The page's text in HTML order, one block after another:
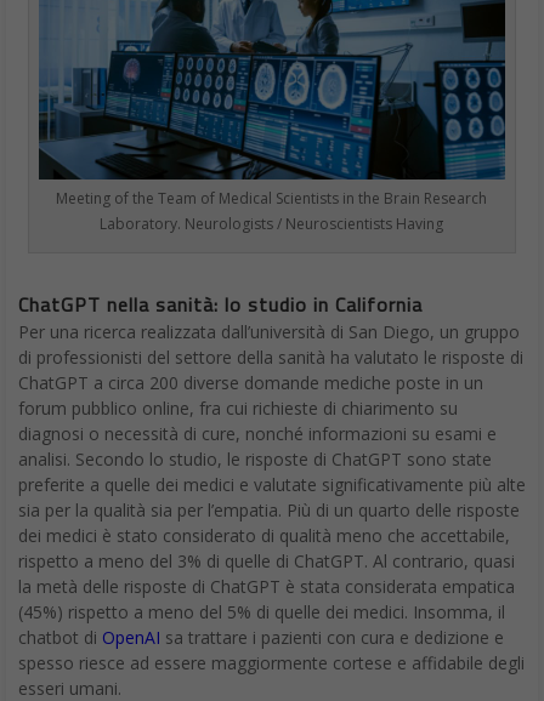
Meeting of the Team of Medical Scientists in the Brain Research
Laboratory. Neurologists / Neuroscientists Having
ChatGPT nella sanità: lo studio in California
Per una ricerca realizzata dall’università di San Diego, un gruppo
di professionisti del settore della sanità ha valutato le risposte di
ChatGPT a circa 200 diverse domande mediche poste in un
forum pubblico online, fra cui richieste di chiarimento su
diagnosi o necessità di cure, nonché informazioni su esami e
analisi. Secondo lo studio, le risposte di ChatGPT sono state
preferite a quelle dei medici e valutate significativamente più alte
sia per la qualità sia per l’empatia. Più di un quarto delle risposte
dei medici è stato considerato di qualità meno che accettabile,
rispetto a meno del 3% di quelle di ChatGPT. Al contrario, quasi
la metà delle risposte di ChatGPT è stata considerata empatica
(45%) rispetto a meno del 5% di quelle dei medici. Insomma, il
chatbot di OpenAI sa trattare i pazienti con cura e dedizione e
spesso riesce ad essere maggiormente cortese e affidabile degli
esseri umani.